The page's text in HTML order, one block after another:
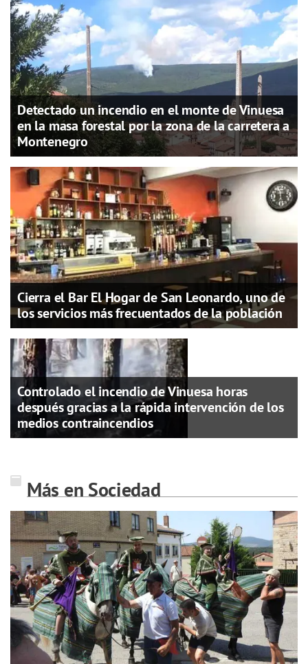
Detectado un incendio en el monte de Vinuesa
en la masa forestal por la zona de la carretera a
Montenegro
Cierra el Bar El Hogar de San Leonardo, uno de
los servicios más frecuentados de la población
Controlado el incendio de Vinuesa horas
después gracias a la rápida intervención de los
medios contraincendios
Más en Sociedad